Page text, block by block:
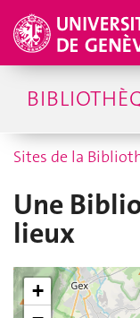
Sites de la
Une
lieux